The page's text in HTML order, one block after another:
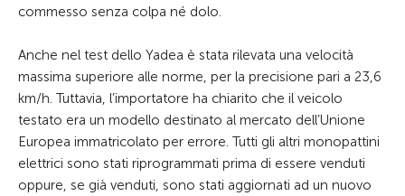
commesso senza colpa né dolo.
Anche nel test dello Yadea è stata rilevata una velocità
massima superiore alle norme, per la precisione pari a 23,6
km/h. Tuttavia, l’importatore ha chiarito che il veicolo
testato era un modello destinato al mercato dell’Unione
Europea immatricolato per errore. Tutti gli altri monopattini
elettrici sono stati riprogrammati prima di essere venduti
oppure, se già venduti, sono stati aggiornati ad un nuovo